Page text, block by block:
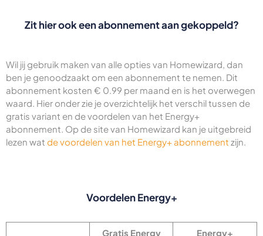
Zit hier ook een abonnement aan gekoppeld?
Wil jij gebruik maken van alle opties van Homewizard, dan
ben je genoodzaakt om een abonnement te nemen. Dit
abonnement kosten € 0.99 per maand en is het overwegen
waard. Hier onder zie je overzichtelijk het verschil tussen de
gratis variant en de voordelen van het Energy+
abonnement. Op de site van Homewizard kan je uitgebreid
lezen wat de voordelen van het Energy+ abonnement zijn.
Voordelen Energy+
Gratis Energy
Energy+